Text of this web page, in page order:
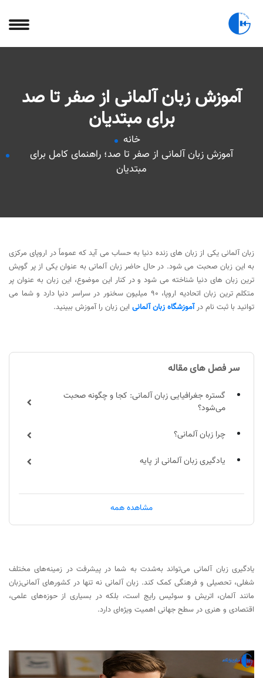
آموزش زبان آلمانی از صفر تا صد
برای مبتدیان
خانه
آموزش زبان آلمانی از صفر تا صد؛ راهنمای کامل برای
مبتدیان
زبان آلمانی یکی از زبان های زنده دنیا به حساب می ‌آید که عموماً در اروپای مرکزی
به این زبان صحبت می‌ شود. در حال حاضر زبان آلمانی به عنوان یکی از پر گویش
ترین زبان های دنیا شناخته می شود و در کنار این موضوع، این زبان به عنوان پر
متکلم ترین زبان اتحادیه اروپا، ۹۰ میلیون سخنور در سراسر دنیا دارد و شما می
توانید با ثبت نام درآموزشگاه زبان آلمانی این زبان را آموزش ببینید.
سر فصل های مقاله
گستره جغرافیایی زبان آلمانی: کجا و چگونه صحبت
می‌شود؟
چرا زبان آلمانی؟
یادگیری زبان آلمانی از پایه
یادگیری از اشتباهات و بهبود مداوم
منابع آموزشی برای یادگیری زبان آلمانی
پیوسته به تمرین ادامه دهید
مشاهده همه
یادگیری زبان آلمانی می‌تواند به‌شدت به شما در پیشرفت در زمینه‌های مختلف
شغلی، تحصیلی و فرهنگی کمک کند. زبان آلمانی نه تنها در کشورهای آلمانی‌زبان
مانند آلمان، اتریش و سوئیس رایج است، بلکه در بسیاری از حوزه‌های علمی،
اقتصادی و هنری در سطح جهانی اهمیت ویژه‌ای دارد.